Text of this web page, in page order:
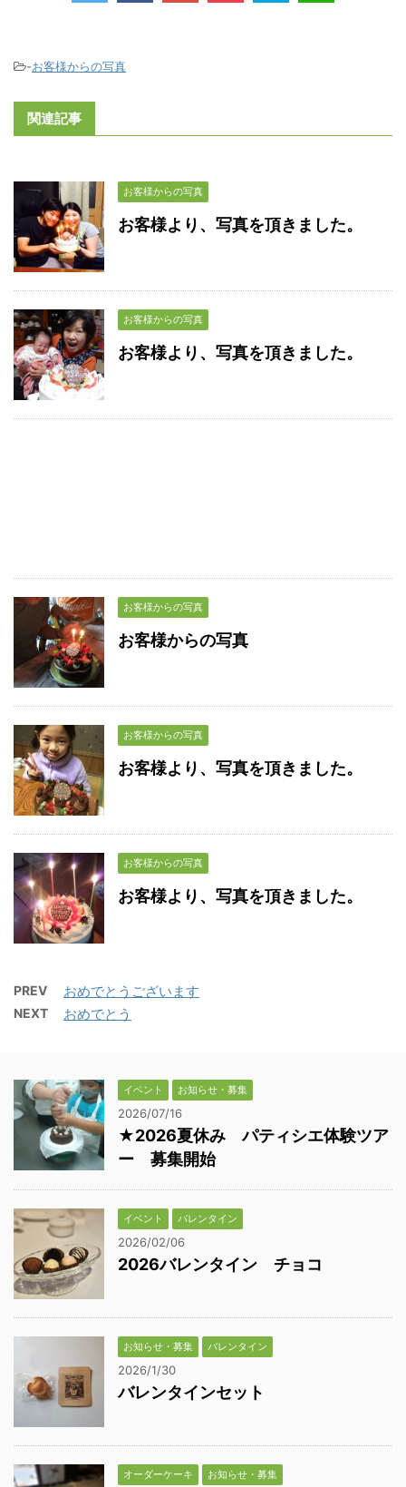
-お客様からの写真
関連記事
お客様からの写真
お客様より、写真を頂きました。
お客様からの写真
お客様より、写真を頂きました。
お客様からの写真
お客様からの写真
お客様からの写真
お客様より、写真を頂きました。
お客様からの写真
お客様より、写真を頂きました。
PREV おめでとうございます
NEXT おめでとう
イベント お知らせ・募集
2026/07/16
★2026夏休み パティシエ体験ツア
ー 募集開始
イベント バレンタイン
2026/02/06
2026バレンタイン チョコ
お知らせ・募集 バレンタイン
2026/1/30
バレンタインセット
オーダーケーキ お知らせ・募集